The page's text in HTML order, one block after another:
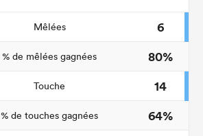
Mêlées
6
% de mêlées gagnées
80%
Touche
14
% de touches gagnées
64%